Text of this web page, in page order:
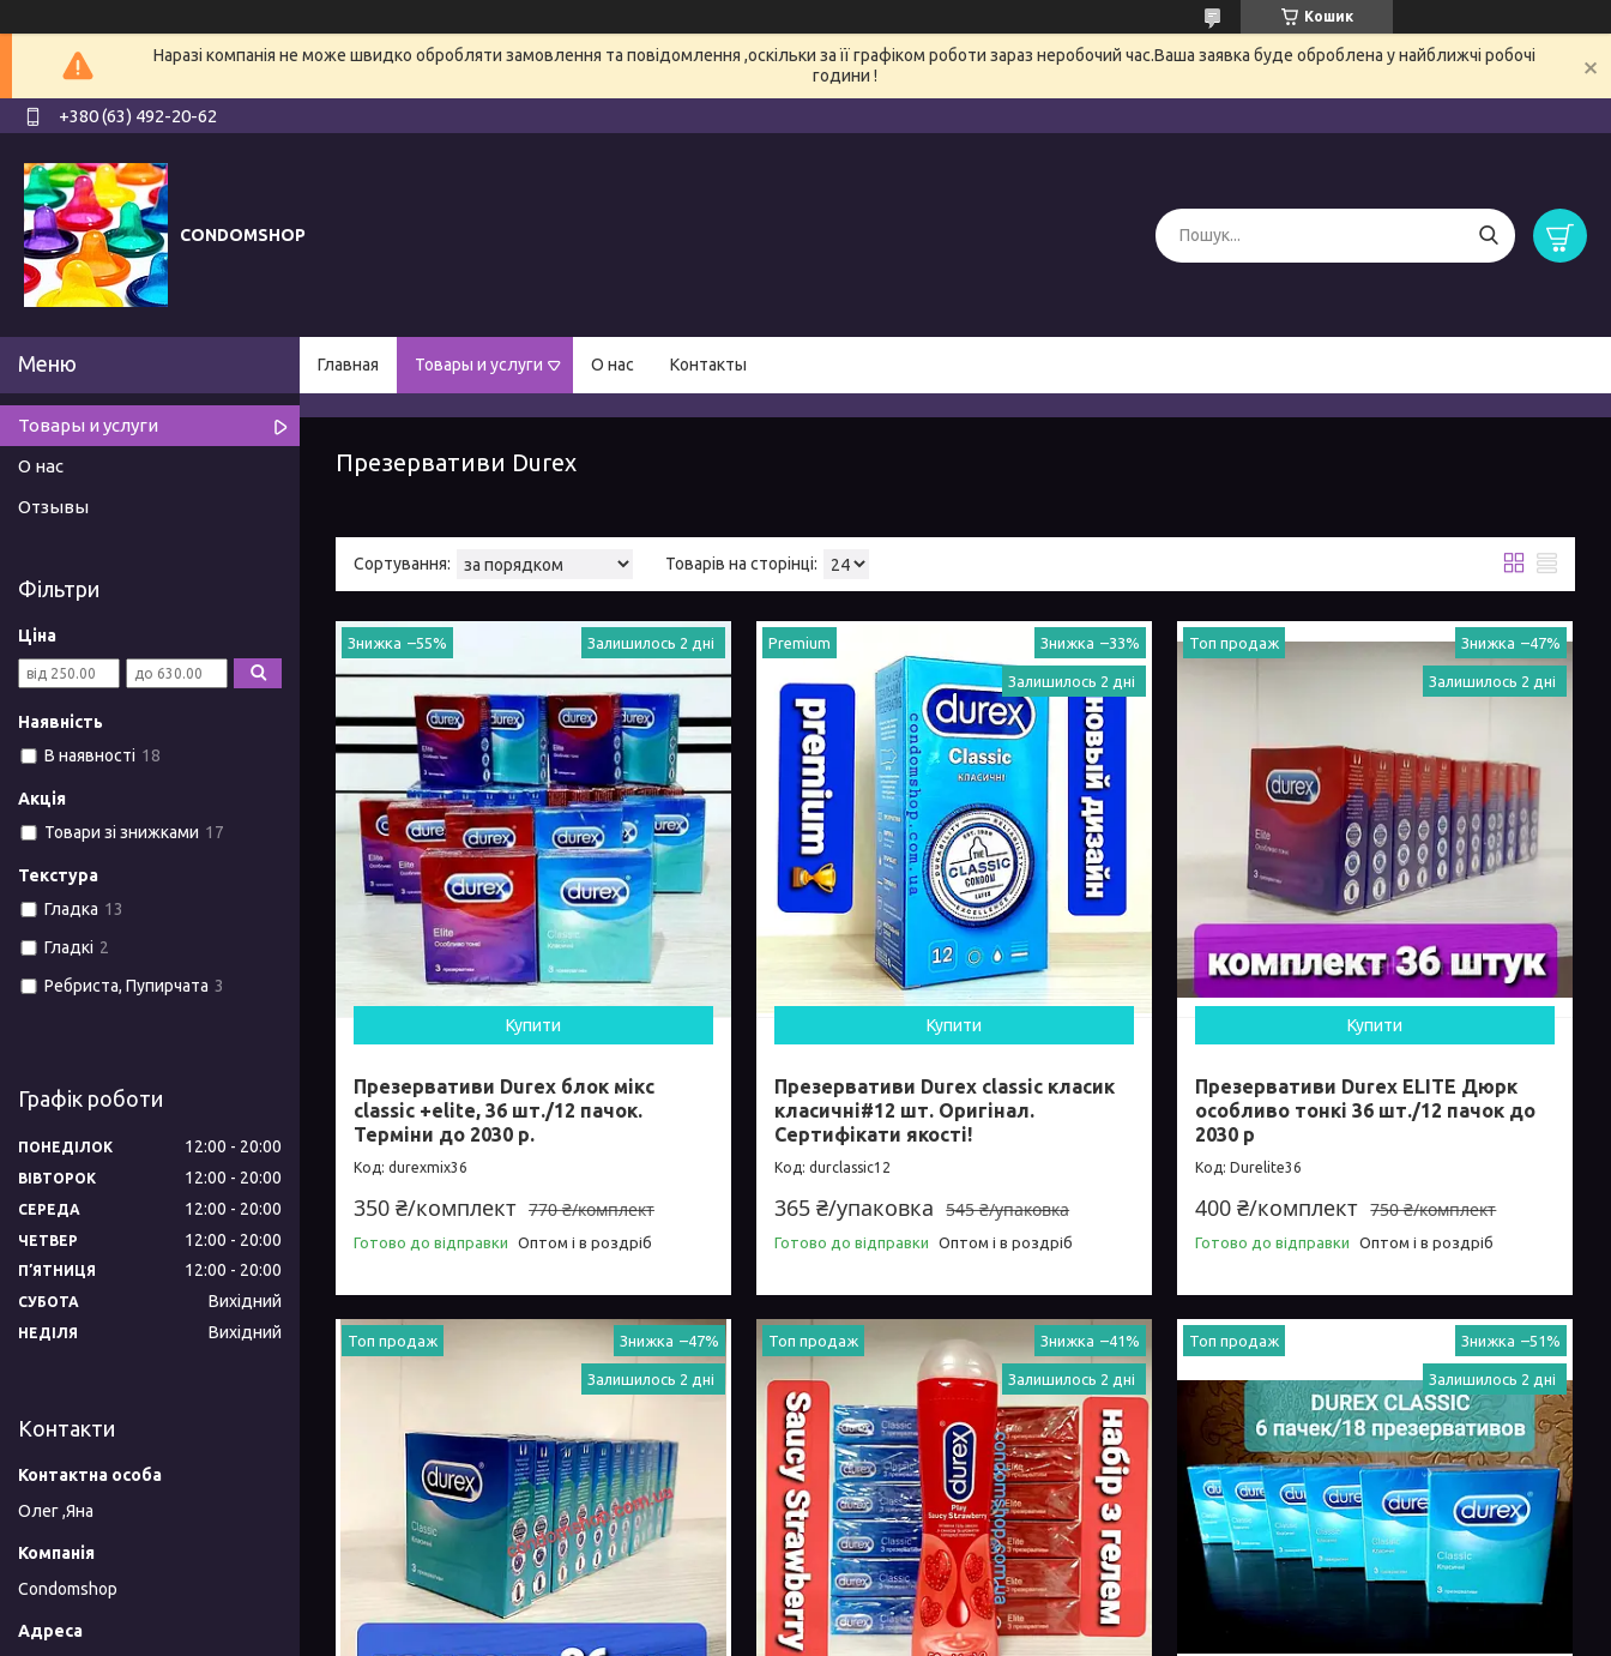
Кошик
Наразі компанія не може швидко обробляти замовлення та повідомлення ,оскільки за її графіком роботи зараз неробочий час.Ваша заявка буде оброблена у найближчі робочі
години !
+380 (63) 492-20-62
CONDOMSHOP
Главная Товары и услуги О нас Контакты
Презервативи Durex
–55% Залишилось 2 дні
Купити
Презервативи Durex блок мікс
classic +elite, 36 шт./12 пачок.
Терміни до 2030 р.
durexmix36
770 ₴/комплект
350 ₴/комплект
Готово до відправки Оптом і в роздріб
Premium –33%
Залишилось 2 дні
Купити
Презервативи Durex classic класик
класичні#12 шт. Оригінал.
Сертифікати якості!
durclassic12
545 ₴/упаковка
365 ₴/упаковка
Готово до відправки Оптом і в роздріб
Топ продаж –47%
Залишилось 2 дні
Купити
Презервативи Durex ELITE Дюрк
особливо тонкі 36 шт./12 пачок до
2030 р
Durelite36
750 ₴/комплект
400 ₴/комплект
Готово до відправки Оптом і в роздріб
Топ продаж –47%
Залишилось 2 дні
Топ продаж –41%
Залишилось 2 дні
Топ продаж –51%
Залишилось 2 дні
Товары и услуги
О нас
Отзывы
Фільтри
Ціна
Наявність
В наявності 18
Акція
Товари зі знижками 17
Текстура
Гладка 13
Гладкі 2
Ребриста, Пупирчата 3
Графік роботи
ПОНЕДІЛОК 12:00 20:00
ВІВТОРОК 12:00 20:00
СЕРЕДА 12:00 20:00
ЧЕТВЕР 12:00 20:00
ПʼЯТНИЦЯ 12:00 20:00
СУБОТА Вихідний
НЕДІЛЯ Вихідний
Контакти
Олег ,Яна
Condomshop